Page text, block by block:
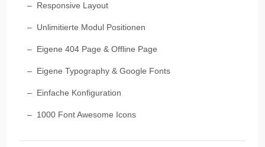
Responsive Layout
Unlimitierte Modul Positionen
Eigene 404 Page & Offline Page
Eigene Typography & Google Fonts
Einfache Konfiguration
1000 Font Awesome Icons